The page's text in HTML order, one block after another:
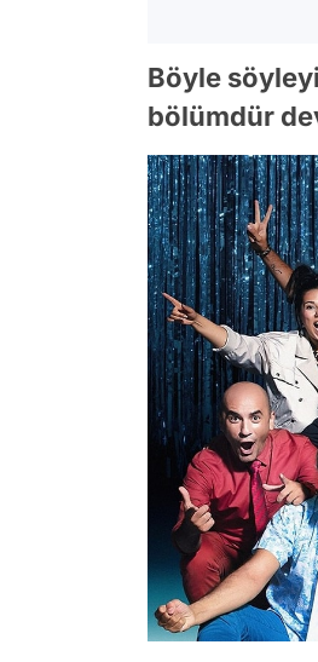
Böyle
bölümdür